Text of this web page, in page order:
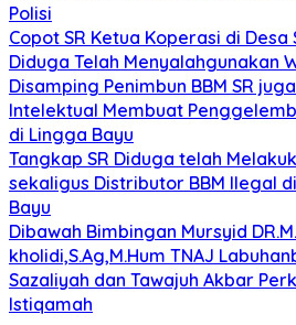
Polisi
Copot SR Ketua Koperasi di
Diduga Telah Menyalahgunakan
Disamping Penimbun BBM SR
Intelektual Membuat
di Lingga Bayu
Tangkap SR Diduga telah
sekaligus Distributor BBM Ilegal
Bayu
Dibawah Bimbingan Mursyid
kholidi,S.Ag,M.Hum TNAJ
Sazaliyah dan Tawajuh Akbar
Istiqamah